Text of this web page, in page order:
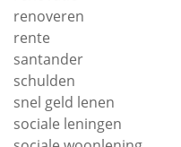
renoveren
rente
santander
schulden
snel geld lenen
sociale leningen